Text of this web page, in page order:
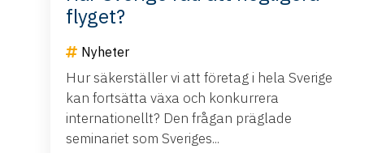
flyget?
Nyheter
Hur säkerställer vi att företag i hela Sverige
kan fortsätta växa och konkurrera
internationellt? Den frågan präglade
seminariet som Sveriges...